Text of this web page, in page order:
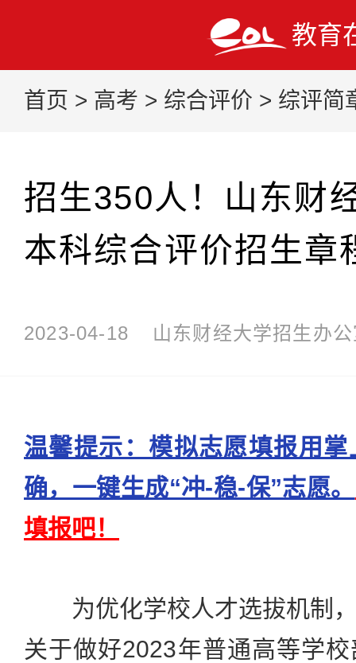
教育
首页 > 高考 > 综合评价 > 综评简
招生350人！山东财
本科综合评价招生章
2023-04-18 山东财经大学招生办
温馨提示：模拟志愿填报用
确，一键生成“冲-稳-保”志愿。
填报吧！
为优化学校人才选拔机制，
关于做好2023年普通高等学